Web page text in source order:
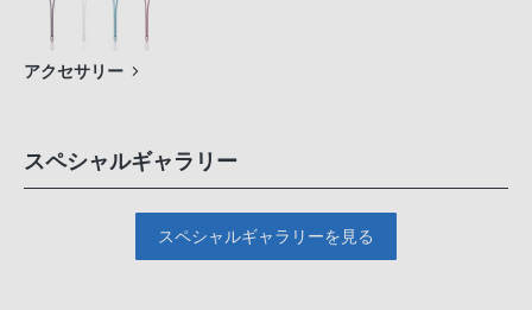
アクセサリー
スペシャルギャラリー
スペシャルギャラリーを見る